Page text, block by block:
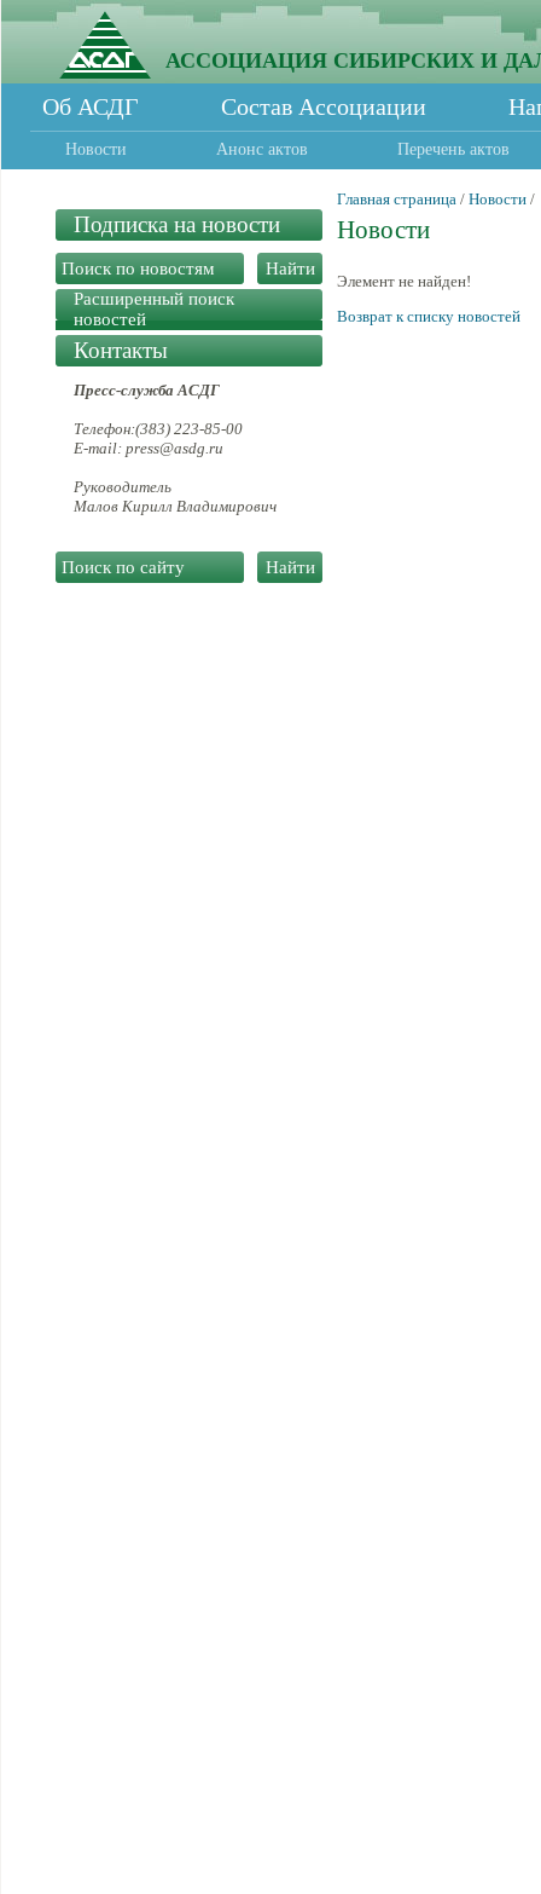
АССОЦИАЦИЯ СИБИРСКИХ И
Об АСДГ Состав Ассоциации
Новости Анонс актов Перечень актов
Подписка на новости
Расширенный поиск
новостей
Контакты
Пресс-служба АСДГ
Телефон:(383) 223-85-00
E-mail: press@asdg.ru
Руководитель
Малов Кирилл Владимирович
Главная страница / Новости /
Новости
Элемент не найден!
Возврат к списку новостей